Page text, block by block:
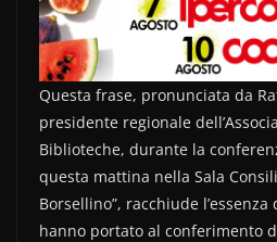
Questa frase, pronunciata da
presidente regionale
Biblioteche, durante la
questa mattina nella Sala
Borsellino”, racchiude
hanno portato al conferimento